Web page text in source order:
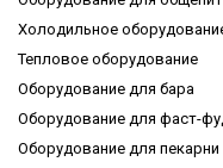
Холодильное
Тепловое оборудование
Оборудование для бара
Оборудование для фаст-
Оборудование для пекарни